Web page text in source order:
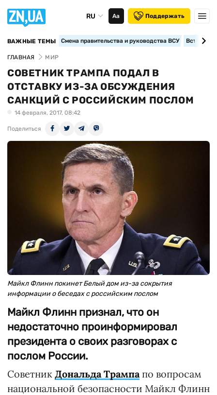
RU Аа Поддержать
ВАЖНЫЕ ТЕМЫ Смена правительства и руководства ВСУ
ГЛАВНАЯ МИР
СОВЕТНИК ТРАМПА ПОДАЛ В
ОТСТАВКУ ИЗ-ЗА ОБСУЖДЕНИЯ
САНКЦИЙ С РОССИЙСКИМ ПОСЛОМ
14 февраля, 2017, 08:42
Поделиться
Майкл Флинн покинет Белый дом из-за сокрытия
информации о беседах с российским послом
Майкл Флинн признал, что он
недостаточно проинформировал
президента о своих разговорах с
послом России.
Советник Дональда Трампапо вопросам
национальной безопасности Майкл Флинн